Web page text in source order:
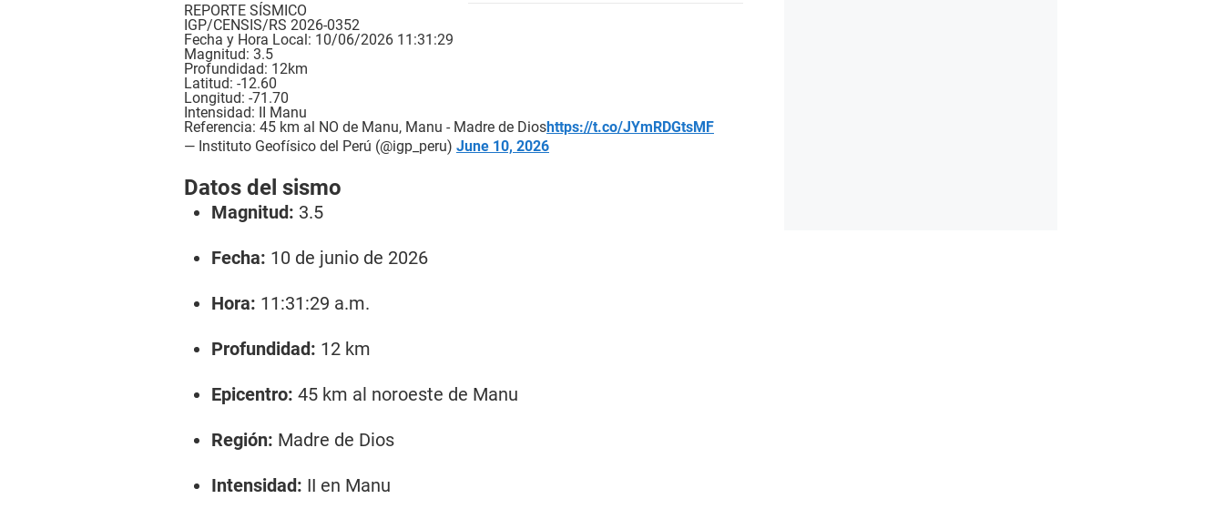
REPORTE SÍSMICO
IGP/CENSIS/RS 2026-0352
Fecha y Hora Local: 10/06/2026 11:31:29
Magnitud: 3.5
Profundidad: 12km
Latitud: -12.60
Longitud: -71.70
Intensidad: II Manu
Referencia: 45 km al NO de Manu, Manu - Madre de Dioshttps://t.co/JYmRDGtsMF
— Instituto Geofísico del Perú (@igp_peru) June 10, 2026
Datos del sismo
Magnitud: 3.5
Fecha: 10 de junio de 2026
Hora: 11:31:29 a.m.
Profundidad: 12 km
Epicentro: 45 km al noroeste de Manu
Región: Madre de Dios
Intensidad: II en Manu